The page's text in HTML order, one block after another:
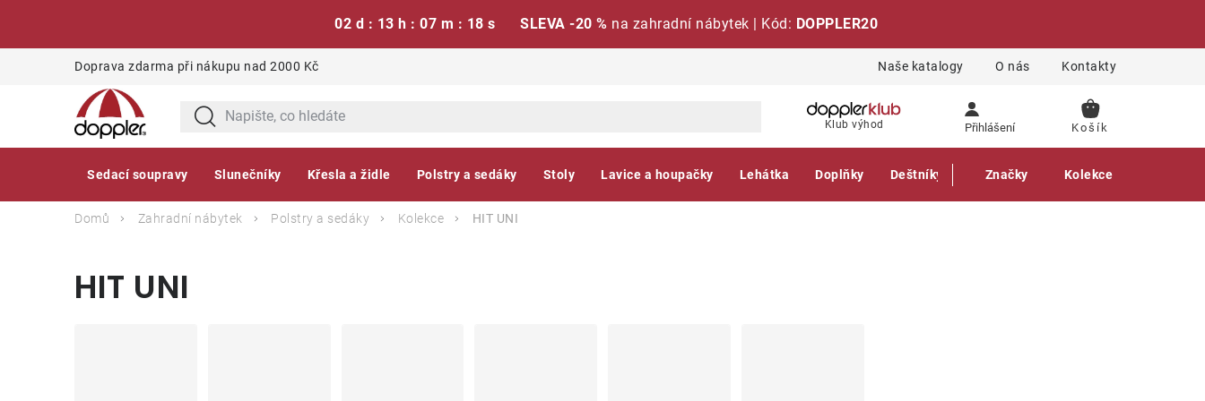
02 d : 13 h : 07 m : 17 s SLEVA -20 % na zahradní nábytek | Kód: DOPPLER20
Doprava zdarma při nákupu nad 2000 Kč Naše katalogy O nás Kontakty
Klub výhod Přihlášení
NÁKUPNÍ
Sedací soupravy Slunečníky Křesla a židle Polstry a sedáky Stoly Lavice a houpačky Lehátka Doplňky Deštníky Gastro produkty
Značky Kolekce
Domů Zahradní nábytek Polstry a sedáky Kolekce HIT UNI
HIT UNI